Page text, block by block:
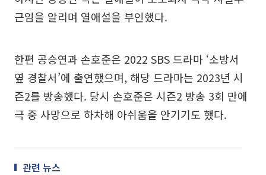
근임을 알리며 열애설을 부인했다.
한편 공승연과 손호준은 2022 SBS 드라마 ‘소방서
옆 경찰서’에 출연했으며, 해당 드라마는 2023년 시
즌2를 방송했다. 당시 손호준은 시즌2 방송 3회 만에
극 중 사망으로 하차해 아쉬움을 안기기도 했다.
관련 뉴스